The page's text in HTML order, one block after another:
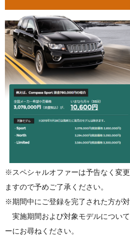
※スペシャルオファーは予告なく変
ますので予めご了承ください。
※期間中にご登録を完了された方が対
実施期間および対象モデルについ
ーにお尋ねください。